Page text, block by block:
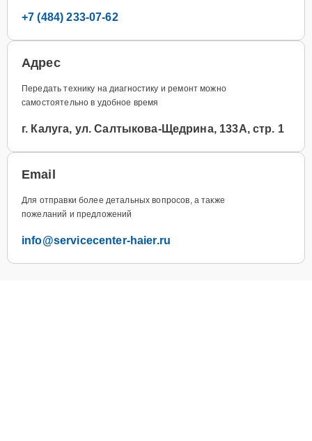
+7 (484) 233-07-62
Адрес
Передать технику на диагностику и ремонт можно
самостоятельно в удобное время
г. Калуга, ул. Салтыкова-Щедрина, 133А, стр. 1
Email
Для отправки более детальных вопросов, а также
пожеланий и предложений
info@servicecenter-haier.ru